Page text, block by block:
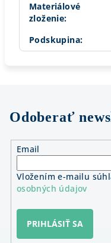
Materiálové
zloženie:
Podskupina:
Odoberať
Email
Vložením e-mailu
osobných údajov
PRIHLÁSIŤ SA